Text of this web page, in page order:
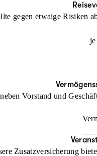
Männerwart,
gegen etwaige Risiken
Vorstand und
Zusatzversicherung